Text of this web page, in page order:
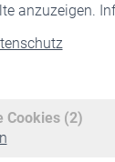
anzuzeigen.
Cookies (2)
Staatliche